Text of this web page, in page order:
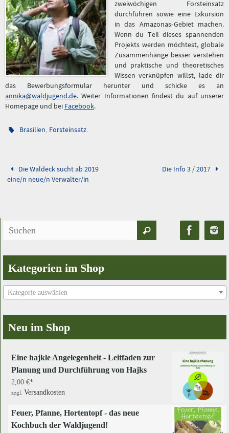
zweiwöchigen Forsteinsatz
durchführen sowie eine Exkursion
in das Amazonas‐Gebiet machen.
Wenn du Teil dieses spannenden
Projekts werden möchtest, globale
Zusammenhänge besser verstehen
und praktische und theoretisches
Wissen verknüpfen willst, lade dir
das Bewerbungsformular herunter und schicke es an
annika@waldjugend.de. Weiter Informationen findest du auf unserer
Homepage und bei Facebook.
Brasilien, Forsteinsatz.
Die Waldeck sucht ab 2019
eine/n neue/n Verwalter/in
Die Info 3 / 2017
Suchen
Kategorien im Shop
Kategorie auswählen
Neu im Shop
Eine hajkle Angelegenheit - Leitfaden zur
Planung und Durchführung von Hajks
2,00 €
zzgl. Versandkosten
Feuer, Pfanne, Hortentopf - das neue
Kochbuch der Waldjugend!